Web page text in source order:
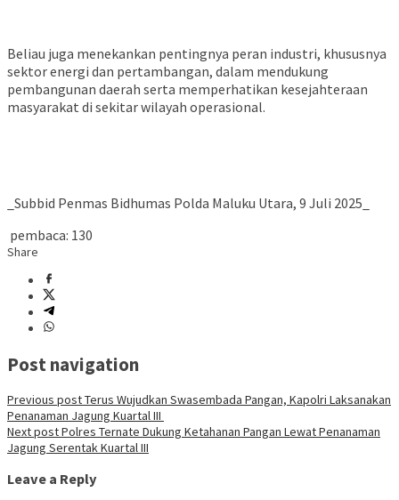
Beliau juga menekankan pentingnya peran industri, khususnya
sektor energi dan pertambangan, dalam mendukung
pembangunan daerah serta memperhatikan kesejahteraan
masyarakat di sekitar wilayah operasional.
_Subbid Penmas Bidhumas Polda Maluku Utara, 9 Juli 2025_
pembaca: 130
Share
Post navigation
Previous postTerus Wujudkan Swasembada Pangan, Kapolri Laksanakan
Penanaman Jagung Kuartal III
Next postPolres Ternate Dukung Ketahanan Pangan Lewat Penanaman
Jagung Serentak Kuartal III
Leave a Reply